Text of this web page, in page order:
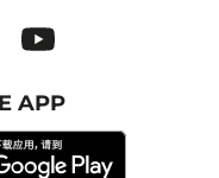
APP